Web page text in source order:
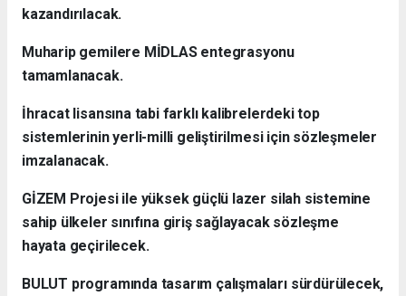
kazandırılacak.
Muharip gemilere MİDLAS entegrasyonu
tamamlanacak.
İhracat lisansına tabi farklı kalibrelerdeki top
sistemlerinin yerli-milli geliştirilmesi için sözleşmeler
imzalanacak.
GİZEM Projesi ile yüksek güçlü lazer silah sistemine
sahip ülkeler sınıfına giriş sağlayacak sözleşme
hayata geçirilecek.
BULUT programında tasarım çalışmaları sürdürülecek,